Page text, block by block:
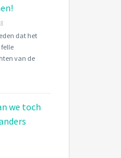
dat het
van de
we toch